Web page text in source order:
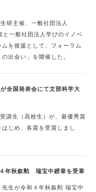
研主催、一般社団法人
一般社団法人学びのイノベ
を後援として、フォーラム
出会い」を開催した。
全国発表会にて文部科学大
講生（高校生）が、最優秀賞
じめ、各賞を受賞しまし
年秋叙勲 瑞宝中綬章を受章
生が令和４年秋叙勲 瑞宝中